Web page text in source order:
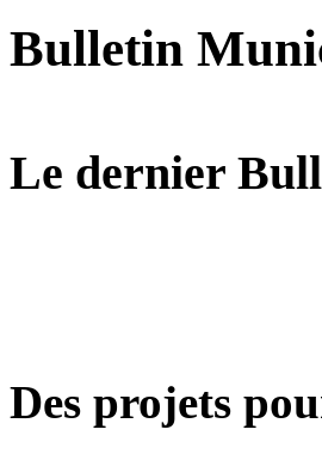
Bulletin
Le dernier
Des projets